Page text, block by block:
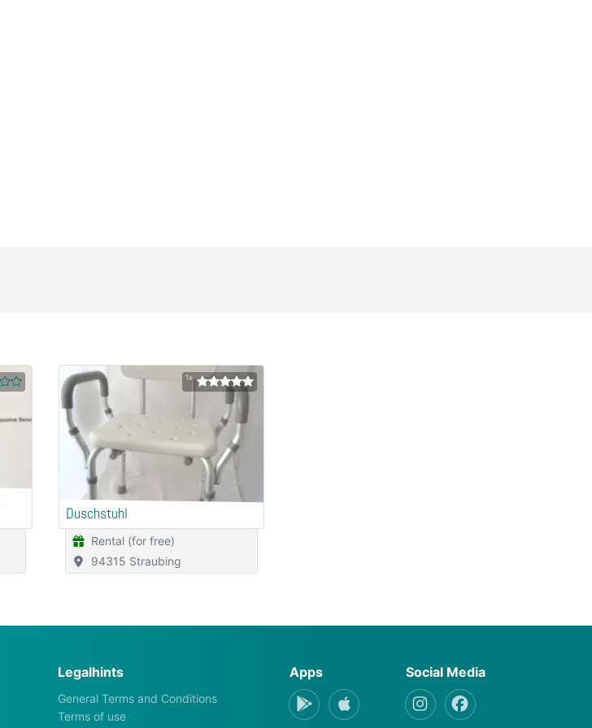
1x
Duschstuhl
Rental (for free)
94315 Straubing
Legalhints
General Terms and Conditions
Terms of use
Apps Social Media